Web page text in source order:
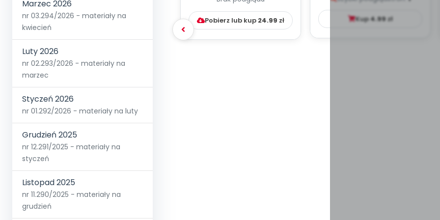
Marzec 2026
nr 03.294/2026 - materiały na
kwiecień
Luty 2026
nr 02.293/2026 - materiały na
marzec
Styczeń 2026
nr 01.292/2026 - materiały na luty
Grudzień 2025
nr 12.291/2025 - materiały na
styczeń
Listopad 2025
nr 11.290/2025 - materiały na
grudzień
DYDAKTYC...
Pobierz lub kup 24.99 zł Kup4.99zł